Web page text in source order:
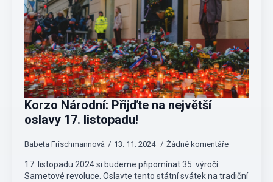
Korzo Národní: Přijďte na největší
oslavy 17. listopadu!
Babeta Frischmannová 13. 11. 2024 Žádné komentáře
17. listopadu 2024 si budeme připomínat 35. výročí
Sametové revoluce. Oslavte tento státní svátek na tradiční